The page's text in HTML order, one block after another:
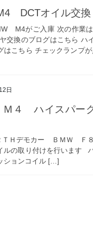
DCTオイル交換
M4がご入庫 次の作業
交換のブログはこちら ハ
はこちら チェックランプ
日
４ ハイスパー
Ｈデモカー ＢＭＷ Ｆ８
ルの取り付けを行います
ションコイル […]